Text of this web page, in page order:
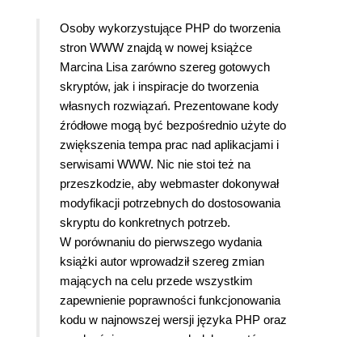
Osoby wykorzystujące PHP do tworzenia
stron WWW znajdą w nowej książce
Marcina Lisa zarówno szereg gotowych
skryptów, jak i inspiracje do tworzenia
własnych rozwiązań. Prezentowane kody
źródłowe mogą być bezpośrednio użyte do
zwiększenia tempa prac nad aplikacjami i
serwisami WWW. Nic nie stoi też na
przeszkodzie, aby webmaster dokonywał
modyfikacji potrzebnych do dostosowania
skryptu do konkretnych potrzeb.
W porównaniu do pierwszego wydania
książki autor wprowadził szereg zmian
mających na celu przede wszystkim
zapewnienie poprawności funkcjonowania
kodu w najnowszej wersji języka PHP oraz